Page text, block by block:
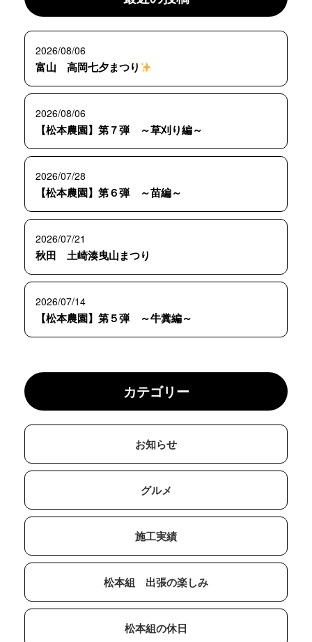
2026/08/06
富山 高岡七夕まつり
2026/08/06
【松本農園】第７弾 ～草刈り編～
2026/07/28
【松本農園】第６弾 ～苗編～
2026/07/21
秋田 土崎湊曳山まつり
2026/07/14
【松本農園】第５弾 ～牛糞編～
カテゴリー
お知らせ
グルメ
施工実績
松本組 出張の楽しみ
松本組の休日